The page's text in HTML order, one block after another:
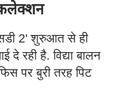
2' शुरुआत से ही
रही है. विद्या बालन
पर बुरी तरह पिट